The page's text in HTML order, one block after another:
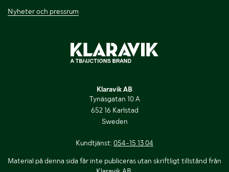
Nyheter och pressrum
Klaravik AB
Tynäsgatan 10 A
652 16 Karlstad
Sweden
Kundtjänst: 054-15 13 04
Material på denna sida får inte publiceras utan skriftligt tillstånd från